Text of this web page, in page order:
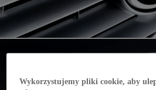
Wykorzystujemy pliki cookie, aby